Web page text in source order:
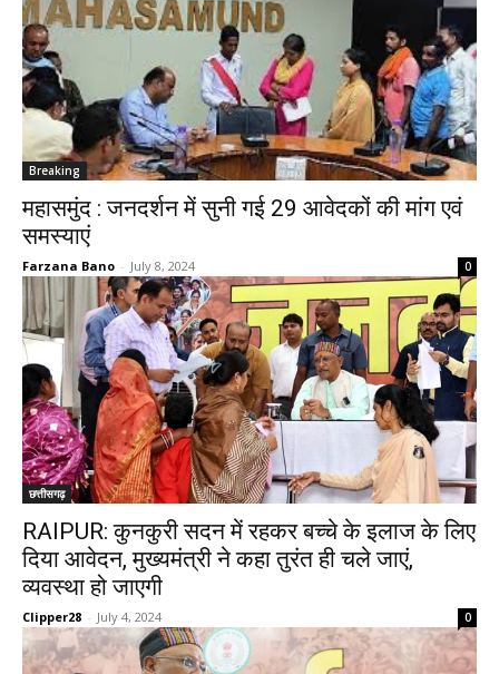
Breaking
महासमुंद : जनदर्शन में सुनी गई 29 आवेदकों की मांग एवं
समस्याएं
Farzana Bano - July 8, 2024 0
छत्तीसगढ़
RAIPUR: कुनकुरी सदन में रहकर बच्चे के इलाज के लिए
दिया आवेदन, मुख्यमंत्री ने कहा तुरंत ही चले जाएं,
व्यवस्था हो जाएगी
Clipper28 - July 4, 2024 0